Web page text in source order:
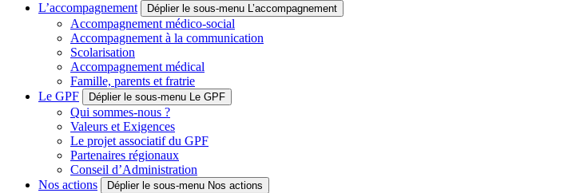
L’accompagnement
Déplier le sous-menu L’accompagnement
Accompagnement médico-social
Accompagnement à la communication
Scolarisation
Accompagnement médical
Famille, parents et fratrie
Le GPF
Déplier le sous-menu Le GPF
Qui sommes-nous ?
Valeurs et Exigences
Le projet associatif du GPF
Partenaires régionaux
Conseil d’Administration
Nos actions
Déplier le sous-menu Nos actions